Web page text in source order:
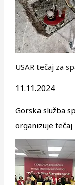
USAR tečaj za
11.11.2024
Gorska služba
organizuje tečaj